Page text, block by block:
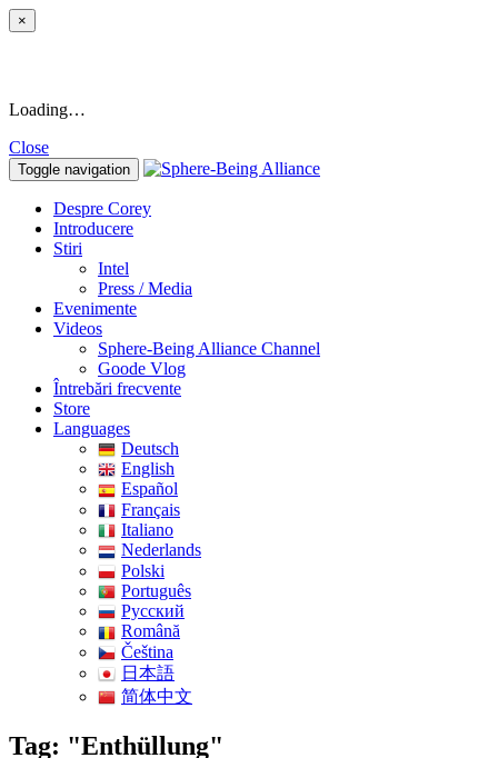
×
Loading…
Close
Toggle navigation
Despre Corey
Introducere
Stiri
Intel
Press / Media
Evenimente
Videos
Sphere-Being Alliance Channel
Goode Vlog
Întrebări frecvente
Store
Languages
Deutsch
English
Español
Français
Italiano
Nederlands
Polski
Português
Pусский
Română
Čeština
日本語
简体中文
Tag: "Enthüllung"